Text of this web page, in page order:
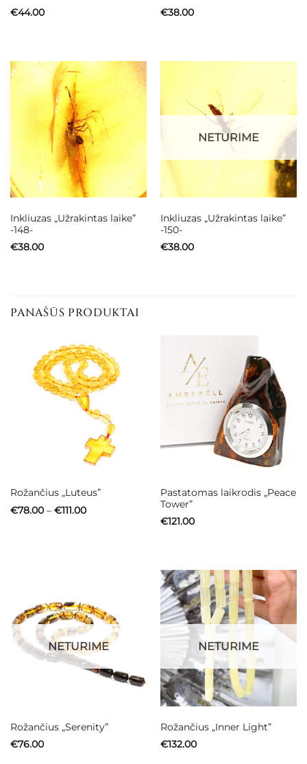
€44.00
€38.00
Inkliuzas „Užrakintas laike”
-148-
€38.00
NETURIME
Inkliuzas „Užrakintas laike”
-150-
€38.00
PANAŠŪS PRODUKTAI
Rožančius „Luteus”
€78.00 – €111.00Price
Pastatomas laikrodis „Peace
Tower”
€121.00
NETURIME
Rožančius „Serenity”
€76.00
NETURIME
Rožančius „Inner Light”
€132.00